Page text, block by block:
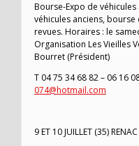
Bourse-Expo de
véhicules anciens, bourse
revues. Horaires : le
Organisation Les Vieilles
Bourret (Président)
T 04 75 34 68 82 – 06 16
074@hotmail.com
9 ET 10 JUILLET (35) RENAC